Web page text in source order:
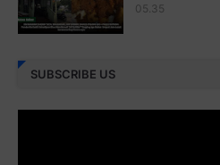
Juz 26 ⇨http://j.mp/2bFRHF2
05.35
SUBSCRIBE US